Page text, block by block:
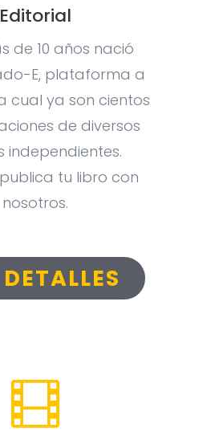
Editorial
de 10 años nació
E, plataforma a
cual ya son cientos
de diversos
independientes.
tu libro con
nosotros.
